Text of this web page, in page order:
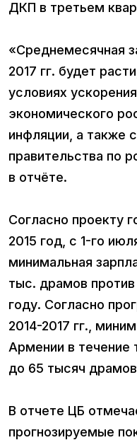
ДКП в третьем
«Среднемесячная
2017 гг. будет
условиях
экономического
инфляции, а также
правительства по
в отчёте.
Согласно проекту
2015 год, с 1-го
минимальная
тыс. драмов
году. Согласно
2014-2017 гг.,
Армении в течение
до 65 тысяч
В отчете ЦБ
прогнозируемые